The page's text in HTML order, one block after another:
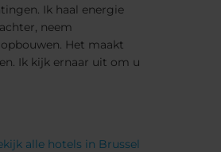
Ik haal energie
neem
Het maakt
Ik kijk ernaar uit om u
alle hotels in Brussel